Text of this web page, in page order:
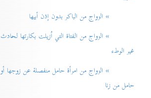
» الزواج من الباكر بدون إذن أبيها
» الزواج من الفتاة التي اُزيلت بكارتها لحادث
غير الوطء
» الزواج من امرأة حامل منفصلة عن زوجها أو
حامل من زنا